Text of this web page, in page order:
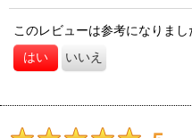
並び順:
このレビューは参考になりまし
はい いいえ